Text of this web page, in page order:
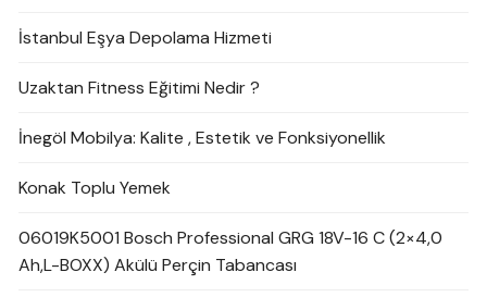
İstanbul Eşya Depolama Hizmeti
Uzaktan Fitness Eğitimi Nedir ?
İnegöl Mobilya: Kalite , Estetik ve Fonksiyonellik
Konak Toplu Yemek
06019K5001 Bosch Professional GRG 18V-16 C (2×4,0
Ah,L-BOXX) Akülü Perçin Tabancası